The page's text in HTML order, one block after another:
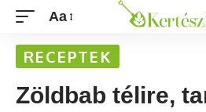
Aa
RECEPTEK
Zöldbab télire,